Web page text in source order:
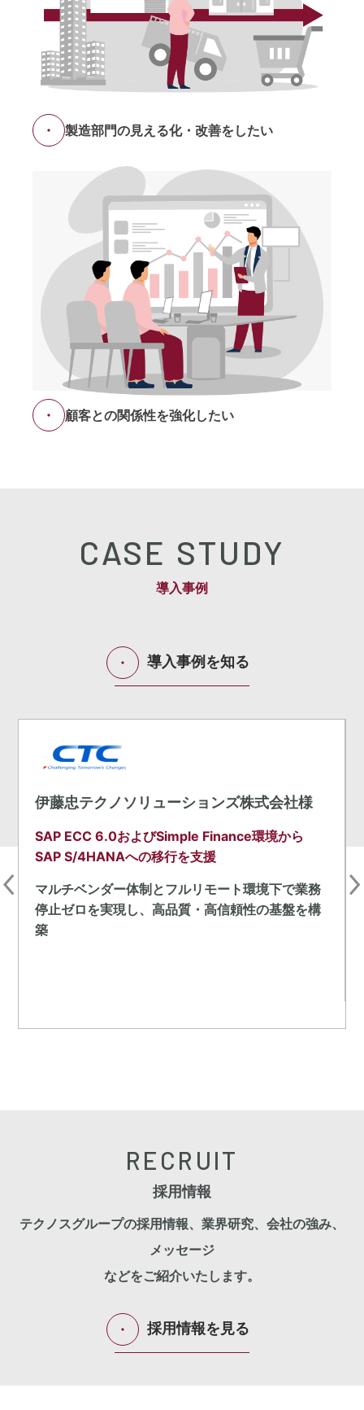
製造部門の見える化・改善をしたい
顧客との関係性を強化したい
CASE STUDY
導入事例
導入事例を知る
伊藤忠テクノソリューションズ株式会社様
SAP ECC 6.0およびSimple Finance環境から
SAP S/4HANAへの移行を支援
マルチベンダー体制とフルリモート環境下で業務
停止ゼロを実現し、高品質・高信頼性の基盤を構
築
RECRUIT
採用情報
テクノスグループの採用情報、業界研究、会社の強み、
メッセージ
などをご紹介いたします。
採用情報を見る